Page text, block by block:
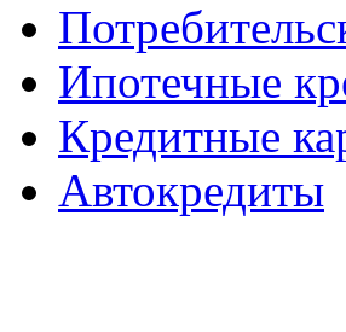
Ипотечные
Кредитные
Автокредиты